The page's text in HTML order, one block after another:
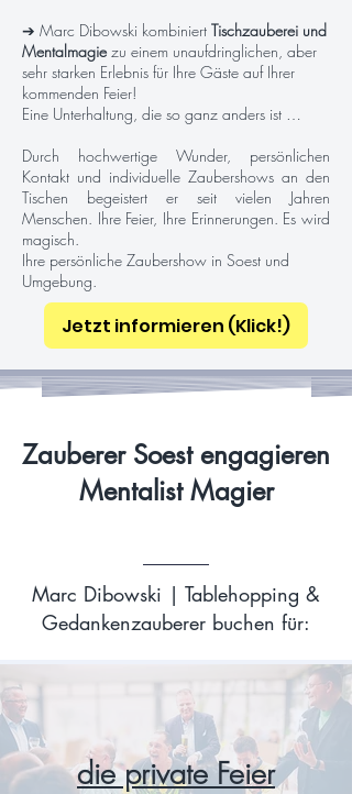
➔ Marc Dibowski kombiniert Tischzauberei und
Mentalmagiezu einem unaufdringlichen, aber
sehr starken Erlebnis für Ihre Gäste auf Ihrer
kommenden Feier!
Eine Unterhaltung, die so ganz anders ist …
Durch hochwertige Wunder, persönlichen
Kontakt und individuelle Zaubershows an den
Tischen begeistert er seit vielen Jahren
Menschen. Ihre Feier, Ihre Erinnerungen. Es wird
magisch.
Ihre persönliche Zaubershow in Soest und
Umgebung.
Jetzt informieren (Klick!)
Zauberer Soest engagieren
Mentalist Magier
Marc Dibowski | Tablehopping &
Gedankenzauberer buchen für:
die private Feier